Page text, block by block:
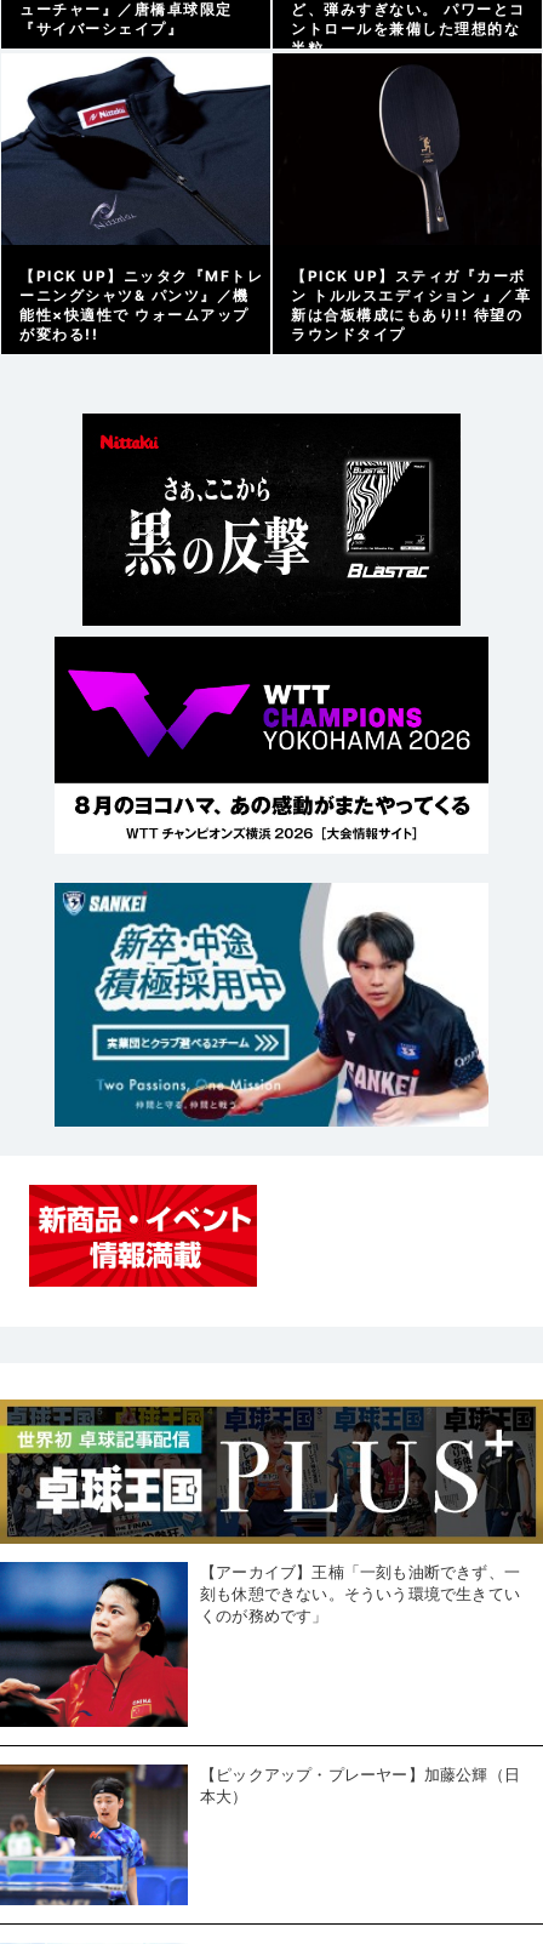
ューチャー』／唐橋卓球限定
『サイバーシェイプ』
アーカイブ |
ど、弾みすぎない。 パワーとコ
ントロールを兼備した理想的な
半粒
アーカイブ |
【PICK UP】ニッタク『MFトレ
ーニングシャツ& パンツ』／機
能性×快適性で ウォームアップ
が変わる!!
【PICK UP】スティガ『カーボ
ン トルルスエディション 』／革
新は合板構成にもあり!! 待望の
ラウンドタイプ
【アーカイブ】王楠「一刻も油断できず、一
刻も休憩できない。そういう環境で生きてい
くのが務めです」
【ピックアップ・プレーヤー】加藤公輝（日
本大）